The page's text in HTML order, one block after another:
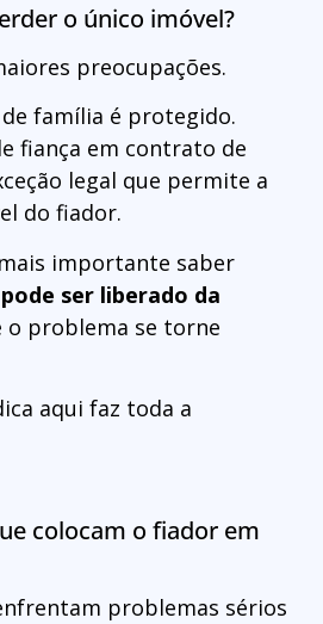
o único imóvel?
preocupações.
família é protegido.
fiança em contrato de
legal que permite a
do fiador.
importante saber
ser liberado da
o problema se torne
aqui faz toda a
colocam o fiador em
problemas sérios